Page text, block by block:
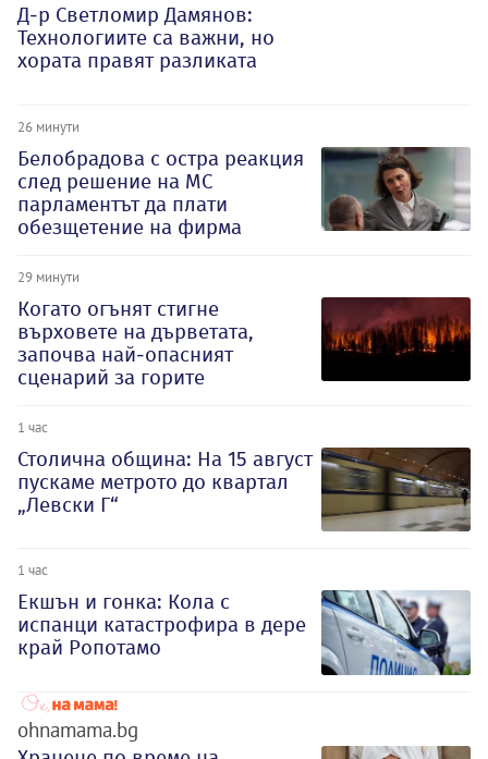
Д-р Светломир Дамянов:
Технологиите са важни, но
хората правят разликата
26 минути
Белобрадова с остра реакция
след решение на МС
парламентът да плати
обезщетение на фирма
29 минути
Когато огънят стигне
върховете на дърветата,
започва най-опасният
сценарий за горите
1 час
Столична община: На 15 август
пускаме метрото до квартал
„Левски Г“
1 час
Екшън и гонка: Кола с
испанци катастрофира в дере
край Ропотамо
ohnamama.bg